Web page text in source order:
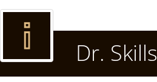
Dr. Skills